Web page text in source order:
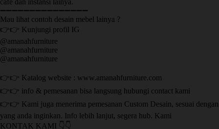
cafe dan instansi lainya.
➖➖➖➖➖➖➖➖➖➖➖➖➖➖➖
Mau lihat contoh desain mebel lainya ?
👉👉 Kunjungi profil IG
@amanahfurniture
@amanahfurniture
@amanahfurniture
👉👉 Katalog website : www.amanahfurniture.com
👉👉 info & pemesanan bisa langsung hubungi contact kami
👉👉 Kami juga menerima pemesanan Custom Desain, sesuai dengan
yang anda inginkan. Info lebih lanjut, segera hub. Kami
KONTAK KAMI 👇👇